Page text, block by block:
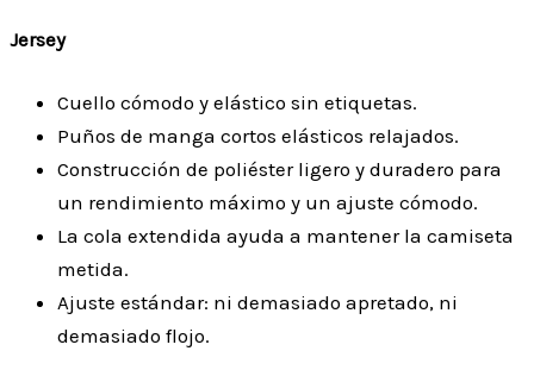
Jersey
Cuello cómodo y elástico sin etiquetas.
Puños de manga cortos elásticos relajados.
Construcción de poliéster ligero y duradero para
un rendimiento máximo y un ajuste cómodo.
La cola extendida ayuda a mantener la camiseta
metida.
Ajuste estándar: ni demasiado apretado, ni
demasiado flojo.